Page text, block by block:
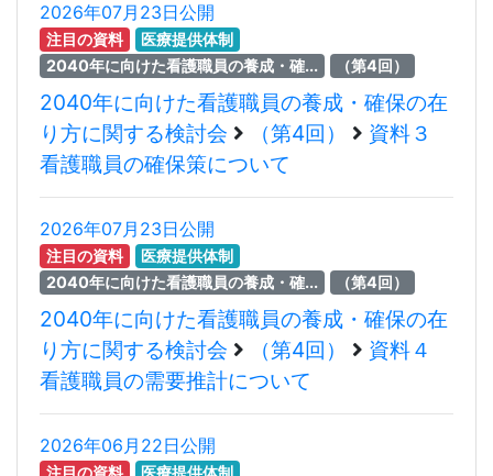
2026年07月23日公開
注目の資料
医療提供体制
2040年に向けた看護職員の養成・確...
（第4回）
2040年に向けた看護職員の養成・確保の在
り方に関する検討会
（第4回）
資料３
看護職員の確保策について
2026年07月23日公開
注目の資料
医療提供体制
2040年に向けた看護職員の養成・確...
（第4回）
2040年に向けた看護職員の養成・確保の在
り方に関する検討会
（第4回）
資料４
看護職員の需要推計について
2026年06月22日公開
注目の資料
医療提供体制